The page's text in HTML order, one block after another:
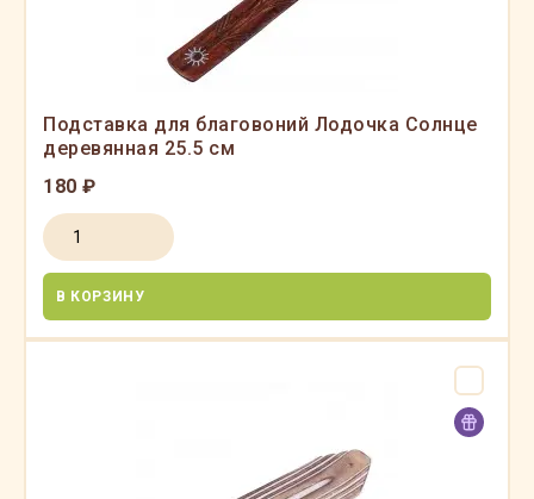
Подставка для благовоний Лодочка Солнце
деревянная 25.5 см
180 ₽
В КОРЗИНУ